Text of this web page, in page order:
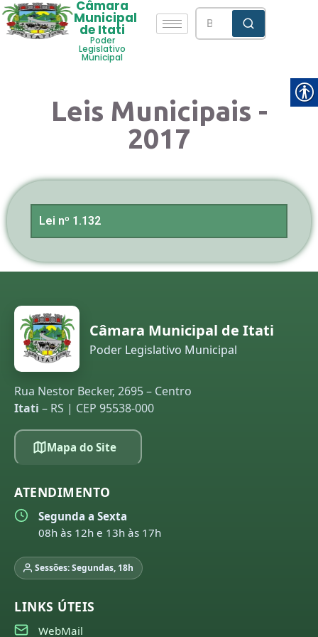
Câmara
Municipal
de Itati
Poder
Legislativo
Municipal
Leis Municipais -
2017
Lei nº 1.132
Câmara Municipal de Itati
Poder Legislativo Municipal
Rua Nestor Becker, 2695 – Centro
Itati – RS | CEP 95538-000
Mapa do Site
ATENDIMENTO
Segunda a Sexta
08h às 12h e 13h às 17h
Sessões: Segundas, 18h
LINKS ÚTEIS
WebMail